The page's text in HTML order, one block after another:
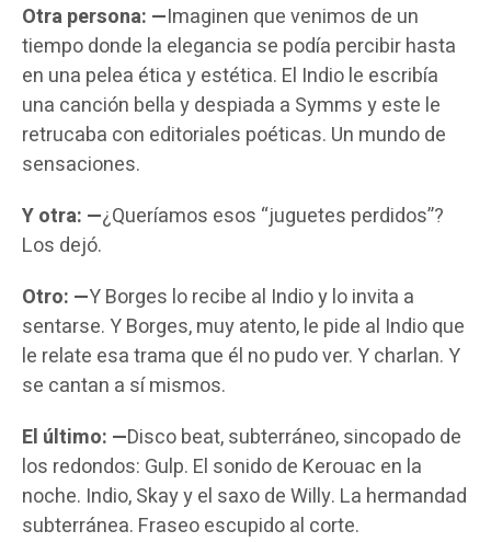
Otra persona: —Imaginen que venimos de un
tiempo donde la elegancia se podía percibir hasta
en una pelea ética y estética. El Indio le escribía
una canción bella y despiada a Symms y este le
retrucaba con editoriales poéticas. Un mundo de
sensaciones.
Y otra: —¿Queríamos esos “juguetes perdidos”?
Los dejó.
Otro: —Y Borges lo recibe al Indio y lo invita a
sentarse. Y Borges, muy atento, le pide al Indio que
le relate esa trama que él no pudo ver. Y charlan. Y
se cantan a sí mismos.
El último: —Disco beat, subterráneo, sincopado de
los redondos: Gulp. El sonido de Kerouac en la
noche. Indio, Skay y el saxo de Willy. La hermandad
subterránea. Fraseo escupido al corte.